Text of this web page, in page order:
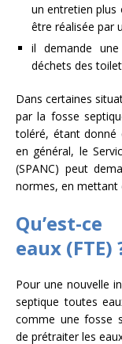
un entretien
être réalisée par
il demande
déchets des
Dans certaines
par la fosse
toléré, étant donné
en général, le
(SPANC) peut
normes, en mettant
Qu’est-
eaux (FTE)
Pour une nouvelle
septique toutes
comme une fosse
de prétraiter les